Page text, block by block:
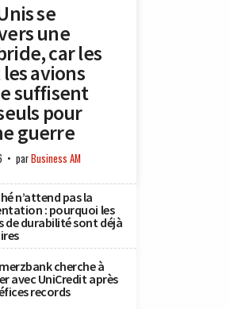
se
une
car les
avions
suffisent
pour
guerre
parBusiness AM
n’attend pas la
: pourquoi les
de durabilité sont déjà
cherche à
avec UniCredit après
records